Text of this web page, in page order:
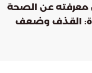
معرفته عن الصحة
القذف وضعف